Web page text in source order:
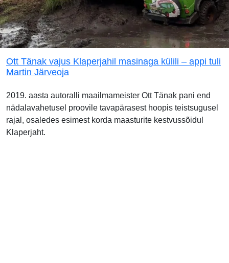
Ott Tänak vajus Klaperjahil masinaga külili – appi tuli
Martin Järveoja
2019. aasta autoralli maailmameister Ott Tänak pani end
nädalavahetusel proovile tavapärasest hoopis teistsugusel
rajal, osaledes esimest korda maasturite kestvussõidul
Klaperjaht.